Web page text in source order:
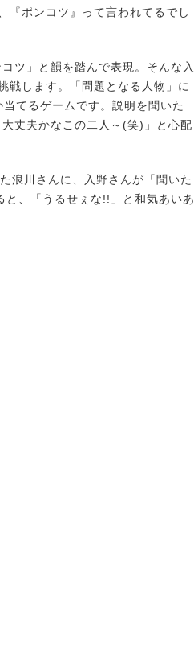
『ポンコツ』って言われてるでし
ツ」と韻を踏んで表現。そんな入
戦します。「問題となる人物」に
てるゲームです。説明を聞いた
丈夫かなこの二人～(笑)」と心配
浪川さんに、入野さんが「聞いた
と、「うるせぇな!!」と和気あいあ